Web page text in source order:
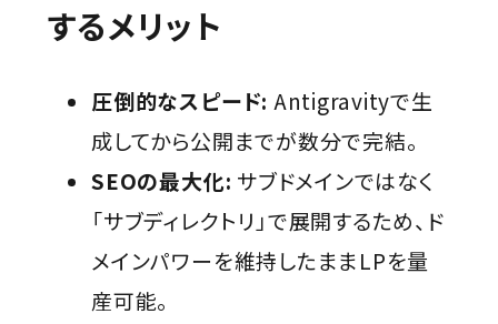
するメリット
圧倒的なスピード: Antigravityで生
成してから公開までが数分で完結。
SEOの最大化: サブドメインではなく
「サブディレクトリ」で展開するため、ド
メインパワーを維持したままLPを量
産可能。